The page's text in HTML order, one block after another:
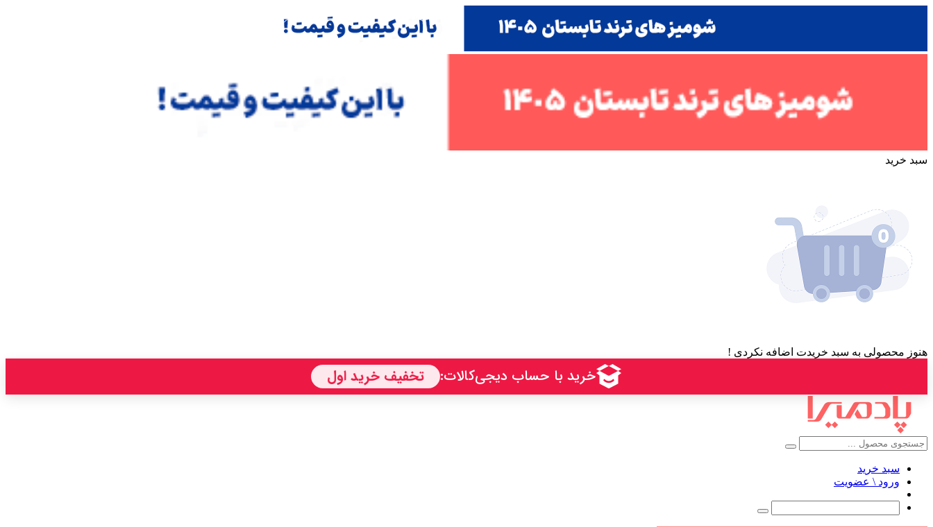
سبد خرید
هنوز محصولی به سبد خریدت اضافه نکردی !
سبد خرید
ورود \ عضویت